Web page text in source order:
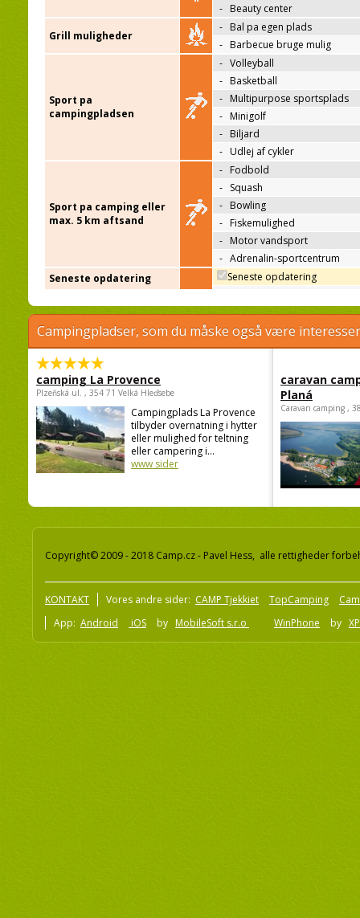
- Beauty center
Grill muligheder
- Bal pa egen plads
- Barbecue bruge mulig
Sport pa
campingpladsen
- Volleyball
- Basketball
- Multipurpose sportsplads
- Minigolf
- Biljard
- Udlej af cykler
Sport pa camping eller
max. 5 km aftsand
- Fodbold
- Squash
- Bowling
- Fiskemulighed
- Motor vandsport
- Adrenalin-sportcentrum
Seneste opdatering
Seneste opdatering
Campingpladser, som du måske også være
camping La Provence
Plzeňská ul. , 354 71 Velká Hleďsebe
Campingplads La Provence
tilbyder overnatning i hytter
eller mulighed for teltning
eller campering i...
www sider
caravan
Planá
Caravan camping ,
Copyright© 2009 - 2018 Camp.cz - Pavel Hess, alle rettigheder
KONTAKT Vores andre sider: CAMP Tjekkiet TopCamping
App: Android iOS by MobileSoft s.r.o WinPhone by